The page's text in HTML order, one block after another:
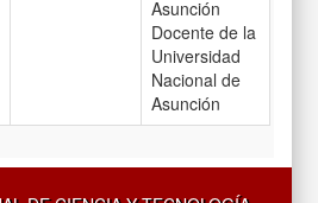
Asunción
Docente de la
Universidad
Nacional de
Asunción